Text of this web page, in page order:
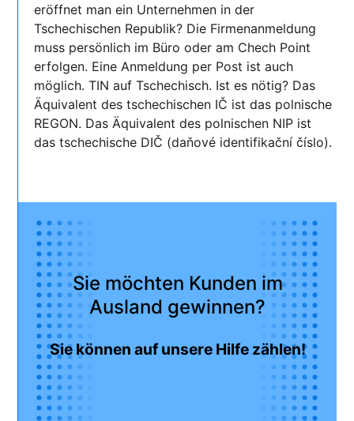
eröffnet man ein Unternehmen in der
Tschechischen Republik? Die Firmenanmeldung
muss persönlich im Büro oder am Chech Point
erfolgen. Eine Anmeldung per Post ist auch
möglich. TIN auf Tschechisch. Ist es nötig? Das
Äquivalent des tschechischen IČ ist das polnische
REGON. Das Äquivalent des polnischen NIP ist
das tschechische DIČ (daňové identifikační číslo).
Sie möchten Kunden im
Ausland gewinnen?
Sie können auf unsere Hilfe zählen!